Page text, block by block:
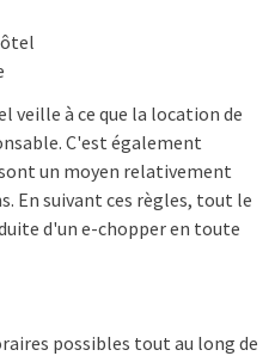
veille à ce que la location de
C'est également
un moyen relativement
En suivant ces règles, tout le
d'un e-chopper en toute
possibles tout au long de